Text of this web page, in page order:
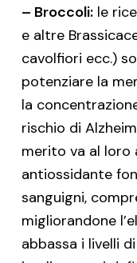
– Broccoli:le
e altre
cavolfiori ecc.)
potenziare la
la
rischio di
merito va al loro
antiossidante
sanguigni,
migliorandone
abbassa i livelli